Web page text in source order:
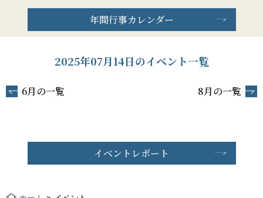
年間行事カレンダー
2025年07月14日のイベント一覧
6月の一覧 8月の一覧
イベントレポート